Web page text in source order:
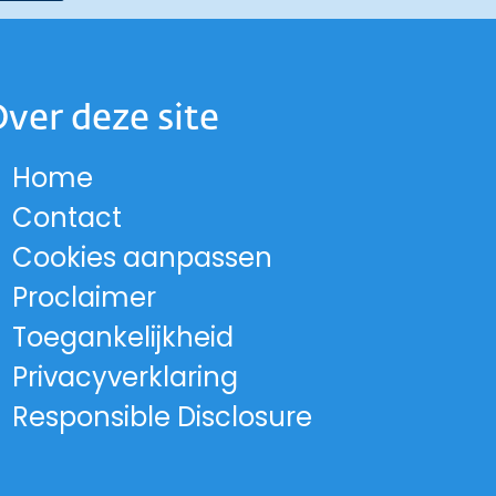
Instagram
op Facebook
op LinkedIn
op X
Holland op Bluesky
Holland op Threads
Noord-Holland op
Noord-Holland
deze site
Home
Contact
Cookies aanpassen
Proclaimer
Toegankelijkheid
Privacyverklaring
Responsible Disclosure